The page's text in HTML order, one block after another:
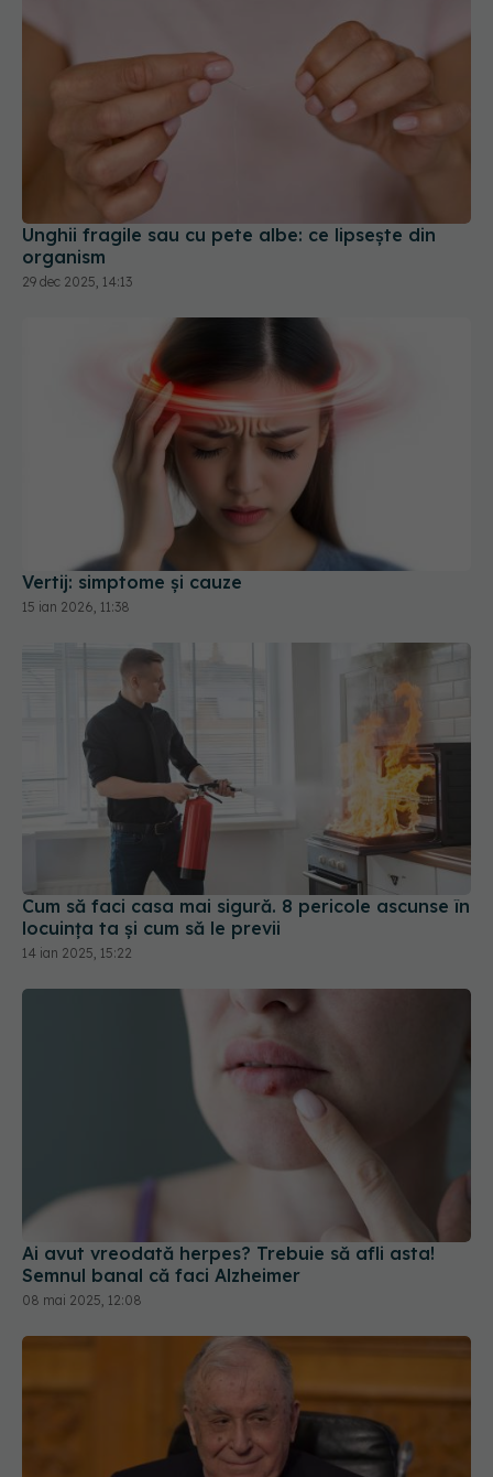
Unghii fragile sau cu pete albe: ce lipsește din
organism
29 dec 2025, 14:13
Vertij: simptome și cauze
15 ian 2026, 11:38
Cum să faci casa mai sigură. 8 pericole ascunse în
locuința ta și cum să le previi
14 ian 2025, 15:22
Ai avut vreodată herpes? Trebuie să afli asta!
Semnul banal că faci Alzheimer
08 mai 2025, 12:08